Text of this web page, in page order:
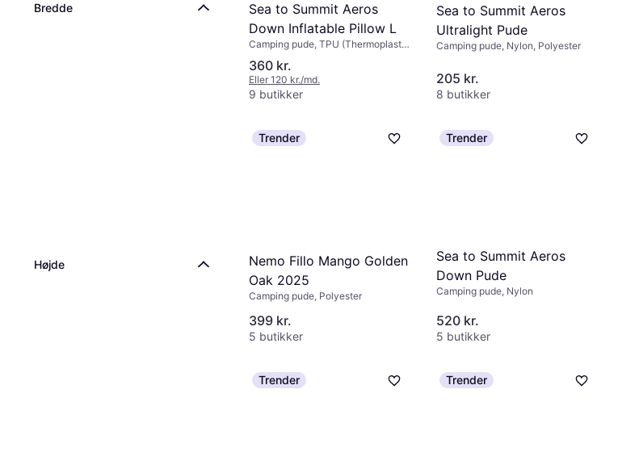
Bredde
Højde
Sea to Summit Aeros
Down Inflatable Pillow L
Camping pude, TPU (Thermoplastic
360 kr.
Eller 120 kr./md.
9 butikker
Sea to Summit Aeros
Ultralight Pude
Camping pude, Nylon, Polyester
205 kr.
8 butikker
Trender
Nemo Fillo Mango Golden
Oak 2025
Camping pude, Polyester
399 kr.
5 butikker
Trender
Sea to Summit Aeros
Down Pude
Camping pude, Nylon
520 kr.
5 butikker
Trender Trender